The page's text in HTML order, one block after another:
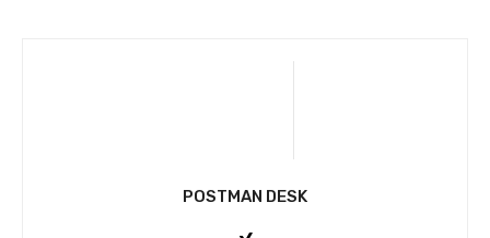
POSTMAN DESK